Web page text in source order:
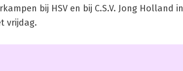
bij HSV en bij C.S.V. Jong Holland in
vrijdag.